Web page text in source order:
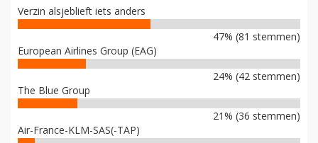
Verzin alsjeblieft iets anders
47% (81 stemmen)
European Airlines Group (EAG)
24% (42 stemmen)
The Blue Group
21% (36 stemmen)
Air-France-KLM-SAS(-TAP)